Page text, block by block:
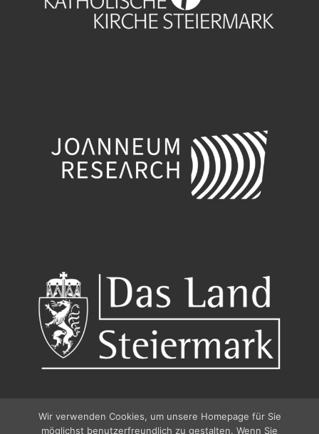
Wir verwenden Cookies, um unsere Homepage für Sie
möglichst benutzerfreundlich zu gestalten. Wenn Sie